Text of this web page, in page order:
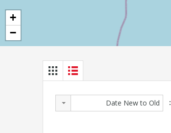
+
−
Date New to Old